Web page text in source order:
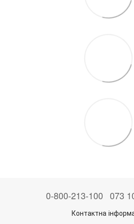
0-800-213-100 073
Контактна